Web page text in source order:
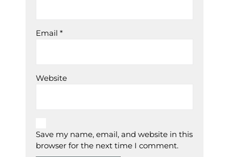
Email *
Website
Save my name, email, and website in this
browser for the next time I comment.